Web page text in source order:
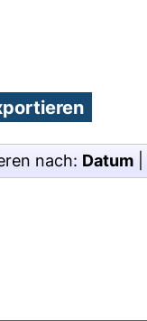
nach: Datum